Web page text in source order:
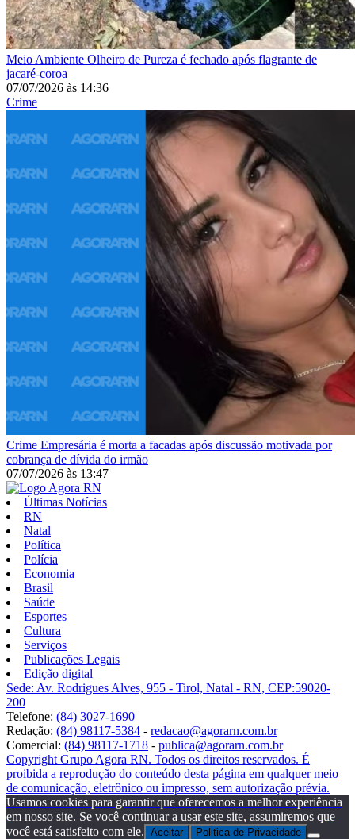
Meio Ambiente Olheiro de Pureza é fechado após flagrante de
jacaré-coroa
07/07/2026 às 14:36
Crime
Crime Empresária é morta a facadas após discussão motivada por
cobrança de dívida do irmão
07/07/2026 às 13:47
Últimas Notícias
RN
Natal
Política
Polícia
Economia
Brasil
Saúde
Esportes
Cultura
Serviços
Publicações Legais
Edição digital
Sede: Av. Rodrigues Alves, 955 - Tirol, Natal - RN, CEP:59020-
200
Telefone: (84) 3027-1690
Redação: (84) 98117-5384 - redacao@agorarn.com.br
Comercial: (84) 98117-1718 - publica@agorarn.com.br
Copyright Grupo Agora RN. Todos os direitos reservados. É
proibida a reprodução do conteúdo desta página em qualquer meio
de comunicação, eletrônico ou impresso, sem autorização prévia.
Usamos cookies para garantir que oferecemos a melhor experiência
em nosso site. Se você continuar a usar este site, assumiremos que
você está satisfeito com ele. Aceitar Politica de Privacidade